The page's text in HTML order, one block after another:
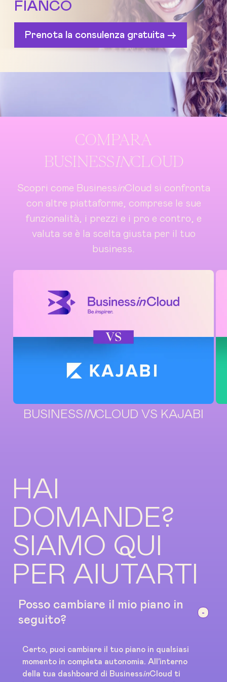
FIANCO
Prenota la consulenza gratuita ->
COMPARA
BUSINESSINCLOUD
Scopri come BusinessinCloud si confronta
con altre piattaforme, comprese le sue
funzionalità, i prezzi e i pro e contro, e
valuta se è la scelta giusta per il tuo
business.
BUSINESSINCLOUD VS KAJABI
HAI
DOMANDE?
SIAMO QUI
PER AIUTARTI
Posso cambiare il mio piano in
seguito?
Certo, puoi cambiare il tuo piano in qualsiasi
momento in completa autonomia. All’interno
della tua dashboard di BusinessinCloud ti